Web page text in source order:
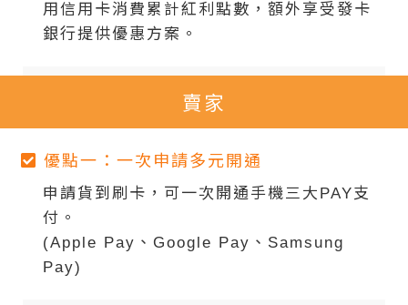
用信用卡消費累計紅利點數，額外享受發卡
銀行提供優惠方案。
賣家
優點一：一次申請多元開通
申請貨到刷卡，可一次開通手機三大PAY支
付。
(Apple Pay、Google Pay、Samsung
Pay)